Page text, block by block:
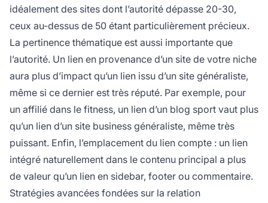
idéalement des sites dont l’autorité dépasse 20-30,
ceux au-dessus de 50 étant particulièrement précieux.
La pertinence thématique est aussi importante que
l’autorité. Un lien en provenance d’un site de votre niche
aura plus d’impact qu’un lien issu d’un site généraliste,
même si ce dernier est très réputé. Par exemple, pour
un affilié dans le fitness, un lien d’un blog sport vaut plus
qu’un lien d’un site business généraliste, même très
puissant. Enfin, l’emplacement du lien compte : un lien
intégré naturellement dans le contenu principal a plus
de valeur qu’un lien en sidebar, footer ou commentaire.
Stratégies avancées fondées sur la relation